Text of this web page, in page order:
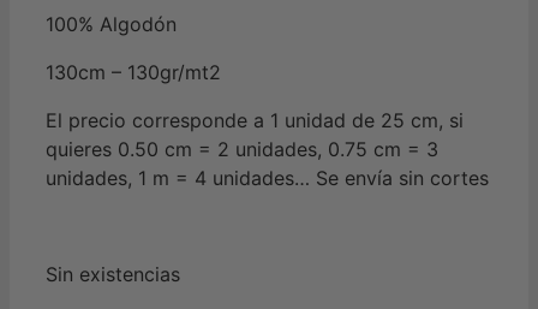
100% Algodón
130cm – 130gr/mt2
El precio corresponde a 1 unidad de 25 cm, si
quieres 0.50 cm = 2 unidades, 0.75 cm = 3
unidades, 1 m = 4 unidades… Se envía sin cortes
Sin existencias